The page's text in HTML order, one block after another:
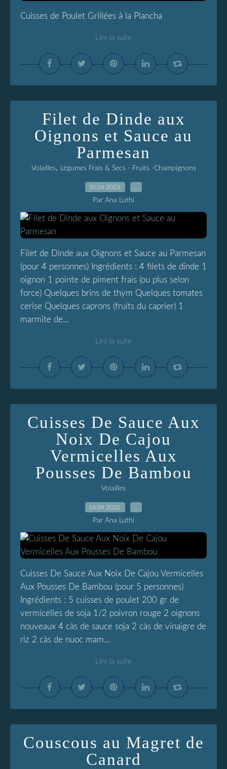
Cuisses de Poulet Grillées à la Plancha
Lire la suite
Filet de Dinde aux
Oignons et Sauce au
Parmesan
Volailles, Légumes Frais & Secs - Fruits -Champignons
30.04.2023
Par Ana Luthi
Filet de Dinde aux Oignons et Sauce au Parmesan
(pour 4 personnes) Ingrédients : 4 filets de dinde 1
oignon 1 pointe de piment frais (ou plus selon
force) Quelques brins de thym Quelques tomates
cerise Quelques caprons (fruits du caprier) 1
marmite de...
Lire la suite
Cuisses De Sauce Aux
Noix De Cajou
Vermicelles Aux
Pousses De Bambou
Volailles
18.09.2022
Par Ana Luthi
Cuisses De Sauce Aux Noix De Cajou Vermicelles
Aux Pousses De Bambou (pour 5 personnes)
Ingrédients : 5 cuisses de poulet 200 gr de
vermicelles de soja 1/2 poivron rouge 2 oignons
nouveaux 4 càs de sauce soja 2 càs de vinaigre de
riz 2 càs de nuoc mam...
Lire la suite
Couscous au Magret de
Canard